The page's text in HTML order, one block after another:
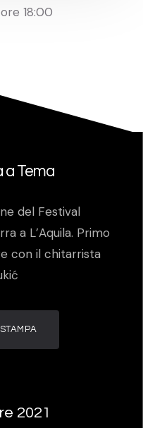
18:00
a Tema
del Festival
a L’Aquila. Primo
con il chitarrista
2021